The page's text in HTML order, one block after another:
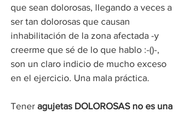
que sean dolorosas, llegando a veces a
ser tan dolorosas que causan
inhabilitación de la zona afectada -y
creerme que sé de lo que hablo :-()-,
son un claro indicio de mucho exceso
en el ejercicio. Una mala práctica.
Tener agujetas DOLOROSAS no es una